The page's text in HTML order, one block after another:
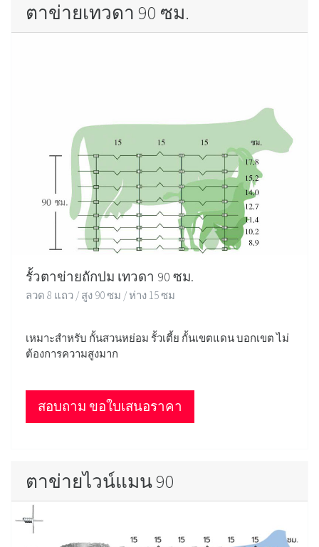
ตาข่ายเทวดา 90 ซม.
รั้วตาข่ายถักปม เทวดา 90 ซม.
ลวด 8 แถว / สูง 90 ซม / ห่าง 15 ซม
เหมาะสำหรับ กั้นสวนหย่อม รั้วเตี้ย กั้นเขตแดน บอกเขต ไม่
ต้องการความสูงมาก
สอบถาม ขอใบเสนอราคา
ตาข่ายไวน์แมน 90